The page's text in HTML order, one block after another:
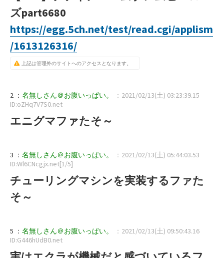
ズpart6680
https://egg.5ch.net/test/read.cgi/applism
/1613126316/
上記は管理外のサイトへのアクセスとなります。
2 ： 名無しさん＠お腹いっぱい。
：2021/02/13(土) 03:23:39.15
ID:oZHq7V7S0.net
エニグマファたそ～
3 ： 名無しさん＠お腹いっぱい。
：2021/02/13(土) 05:44:03.53
ID:Wl6CNcgjx.net[1/5]
チューリングマシンを実装するファた
そ～
5 ： 名無しさん＠お腹いっぱい。
：2021/02/13(土) 09:50:43.16
ID:G446hUdB0.net